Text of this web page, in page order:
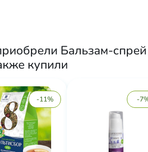
Бальзам-
купили
-11% -